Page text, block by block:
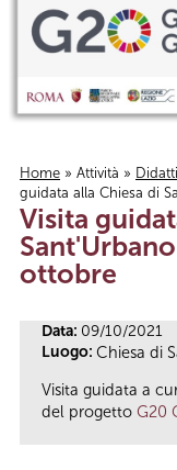
Tu sei qui
Home » Attività »
guidata alla Chiesa di
Visita
ottobre
Data: 09/10/2021
Luogo: Chiesa di
Visita guidata a
del progetto G20